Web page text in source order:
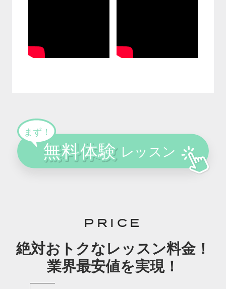
PRICE
絶対おトクなレッスン料金！
業界最安値を実現！